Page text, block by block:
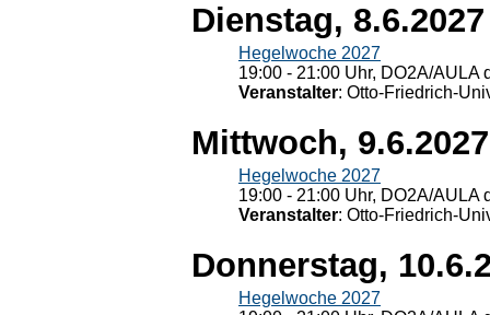
Dienstag, 8.6.2027
Hegelwoche 2027
19:00 - 21:00 Uhr, DO2A/
Veranstalter: Otto-Friedrich-
Mittwoch, 9.6.2027
Hegelwoche 2027
19:00 - 21:00 Uhr, DO2A/
Veranstalter: Otto-Friedrich-
Donnerstag,
Hegelwoche 2027